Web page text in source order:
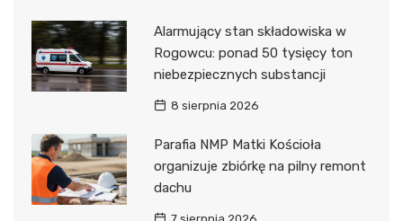
Alarmujący stan składowiska w
Rogowcu: ponad 50 tysięcy ton
niebezpiecznych substancji
8 sierpnia 2026
Parafia NMP Matki Kościoła
organizuje zbiórkę na pilny remont
dachu